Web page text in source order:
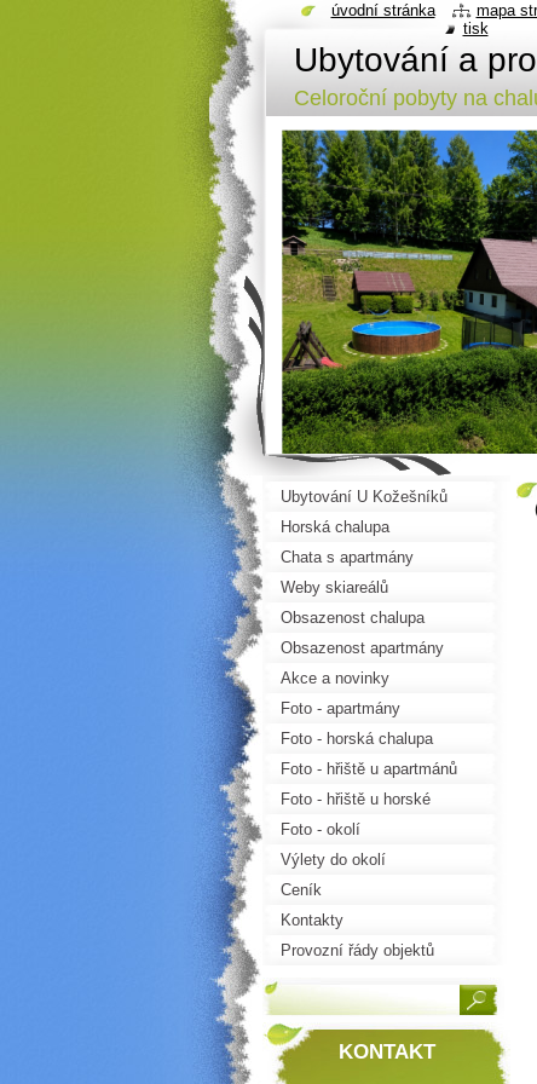
Ubytování a
Celoroční pobyty na
Ubytování U Kožešníků
Horská chalupa
Chata s apartmány
Weby skiareálů
Obsazenost chalupa
Obsazenost apartmány
Akce a novinky
Foto - apartmány
Foto - horská chalupa
Foto - hřiště u apartmánů
Foto - hřiště u horské
chalupy
Foto - okolí
Výlety do okolí
Ceník
Kontakty
Provozní řády objektů
KONTAKT
úvodní stránka mapa
tisk